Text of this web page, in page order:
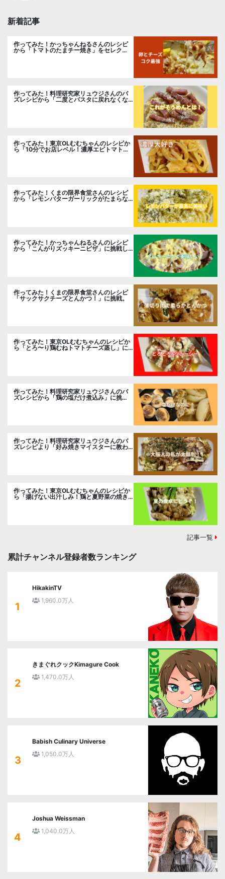
新着記事
作ってみた！かっちゃんねるさんのレシピ
から「トマトのたまチー焼き」をセレク
ト。
作ってみた！料理研究家リュウジさんのバ
ズレシピから「二度とパスタに戻れなくな
作ってみた！東京OLむむちゃんのレシピか
ら「10分でお店レベル！濃厚エビトマトク
作ってみた！くまの限界食堂さんのレシピ
から「レモンバターガーリックがたまらな
作ってみた！かっちゃんねるさんのレシピ
から「こんがりズッキーニピザ」に挑戦し
作ってみた！くまの限界食堂さんのレシピ
「サックサクチーズとんかつ！」に挑戦。
作ってみた！東京OLむむちゃんのレシピか
ら「とろ〜り鶏むねトマトチーズ蒸し」に
作ってみた！料理研究家リュウジさんのバ
ズレシピから「鶏の塩だけ煮込み」に挑
作ってみた！料理研究家リュウジさんのバ
ズレシピより「好み焼きマイスターに教わ
作ってみた！東京OLむむちゃんのレシピか
ら「揚げない出汁しみ！鶏と夏野菜の焼き
記事一覧
累計チャンネル登録者数ランキング
1
HikakinTV
1,960.0万人
2
きまぐれクックKimagure Cook
1,470.0万人
3
Babish Culinary Universe
1,050.0万人
4
Joshua Weissman
1,040.0万人